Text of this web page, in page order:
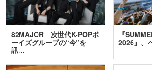
82MAJOR 次世代K-POPボ
ーイズグループの“今”を
訊…
『
2026』、